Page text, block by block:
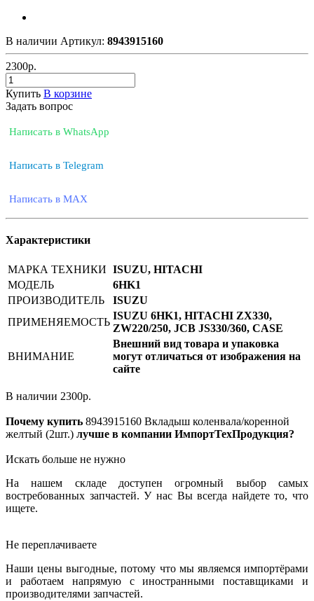
В наличии Артикул: 8943915160
2300р.
Купить В корзине
Задать вопрос
Написать в WhatsApp
Написать в Telegram
Написать в MAX
Характеристики
МАРКА ТЕХНИКИ ISUZU, HITACHI
МОДЕЛЬ
6HK1
ПРОИЗВОДИТЕЛЬ
ISUZU
ПРИМЕНЯЕМОСТЬ
ISUZU 6HK1, HITACHI ZX330,
ZW220/250, JCB JS330/360, CASE
ВНИМАНИЕ
Внешний вид товара и упаковка
могут отличаться от изображения на
сайте
В наличии 2300р.
Почему купить 8943915160 Вкладыш коленвала/коренной
желтый (2шт.) лучше в компании ИмпортТехПродукция?
Искать больше не нужно
На нашем складе доступен огромный выбор самых
востребованных запчастей. У нас Вы всегда найдете то, что
ищете.
Не переплачиваете
Наши цены выгодные, потому что мы являемся импортёрами
и работаем напрямую с иностранными поставщиками и
производителями запчастей.